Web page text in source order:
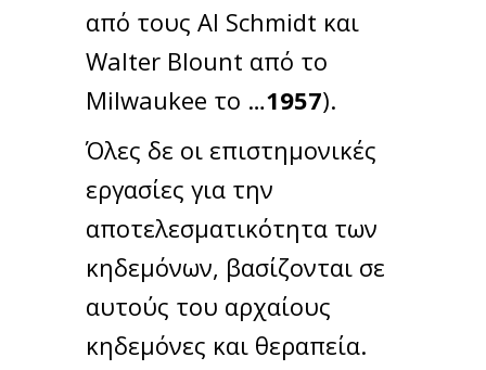
από τους Al Schmidt και
Walter Blount από το
Milwaukee το …1957).
Όλες δε οι επιστημονικές
εργασίες για την
αποτελεσματικότητα των
κηδεμόνων, βασίζονται σε
αυτούς του αρχαίους
κηδεμόνες και θεραπεία.